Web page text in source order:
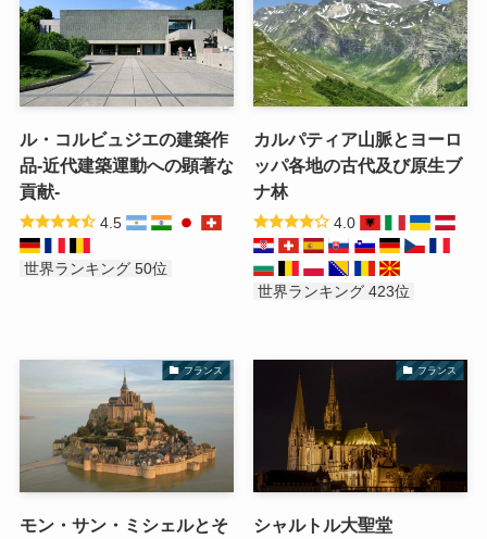
ル・コルビュジエの建築作
品-近代建築運動への顕著な
貢献-
4.5
世界ランキング 50位
カルパティア山脈とヨーロ
ッパ各地の古代及び原生ブ
ナ林
4.0
世界ランキング 423位
フランス
モン・サン・ミシェルとそ
フランス
シャルトル大聖堂